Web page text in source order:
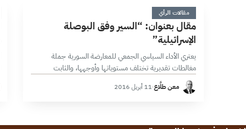
م4 دقائق
مقالات الرأي
مقال بعنوان: “السير وفق البوصلة
الإسرائيلية”
يعتري الأداء السياسي الجمعي للمعارضة السورية جملة
مغالطات تقديرية تختلف مستوياتها وأوجهها، والثابت
المستمر هو التموضع السلبي والمتأخر في الذهنية المحلية
والإقليمية والدولية، ولعلّ أهمها اضمحلال المنطق الدولتي في
معن طلَّاع·11 أبريل 2016